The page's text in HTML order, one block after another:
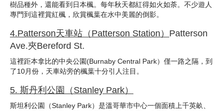
樹品種外，還能看到日本楓。每年秋天都紅得如火如荼。不少遊人
專門到這裡賞紅楓，欣賞楓葉在水中美麗的倒影。
4.Patterson天車站（ Patterson Station ） Patterson
Ave.夾Bereford St.
這裡距本拿比的中央公園(Burnaby Central Park）僅一路之隔，到
了10月份，天車站旁的楓葉十分引人注目。
5. 斯丹利公園（ Stanley Park）
斯坦利公園（Stanley Park）是溫哥華市中心一個面積上千英畝、